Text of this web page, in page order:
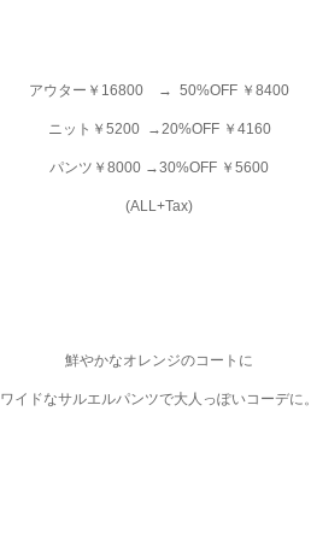
アウター￥16800 → 50%OFF ￥8400
ニット￥5200 →20%OFF ￥4160
パンツ￥8000 →30%OFF ￥5600
(ALL+Tax)
鮮やかなオレンジのコートに
ワイドなサルエルパンツで大人っぽいコーデに。